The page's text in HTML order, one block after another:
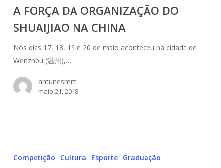
ORGANIZAÇÃO
DO
NA
CHINA
A FORÇA DA ORGANIZAÇÃO DO
SHUAIJIAO NA CHINA
Nos dias 17, 18, 19 e 20 de maio aconteceu na cidade de
Wenzhou (温州),…
antunesmm
maio 21, 2018
Competição Cultura Esporte Graduação